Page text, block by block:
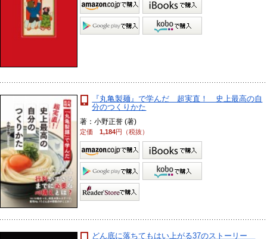
『丸亀製麺』で学んだ 超実直！ 史上最高の自
分のつくりかた
著：小野正誉 (著)
定価1,184円（税抜）
どん底に落ちてもはい上がる37のストーリー